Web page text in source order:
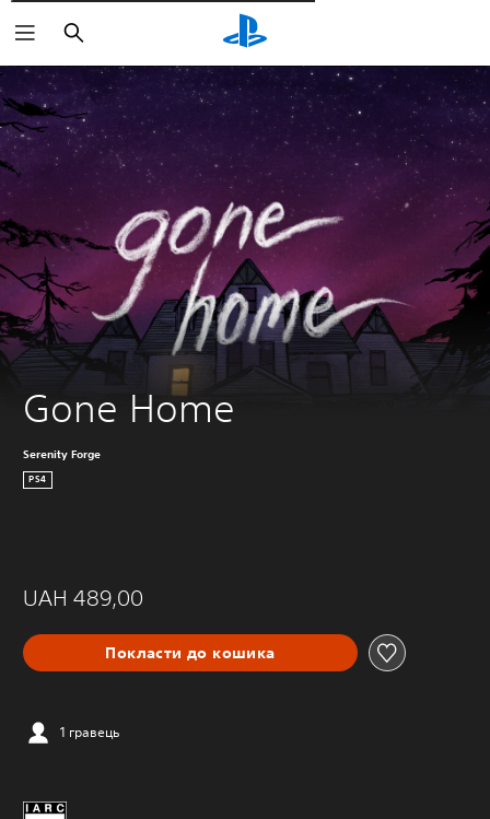
Пошук
Gone Home
Serenity Forge
PS4
UAH 489,00
Покласти до кошика
1 гравець